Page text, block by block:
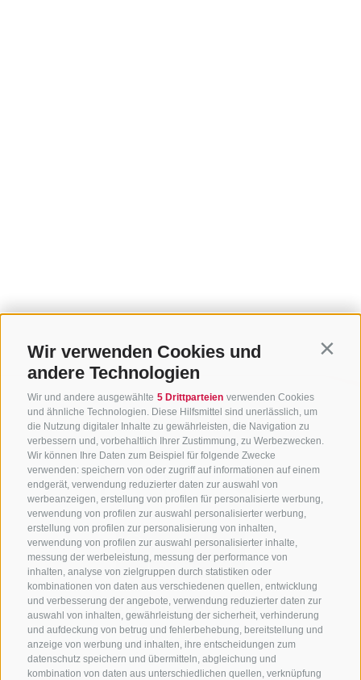
Wir verwenden Cookies und
andere Technologien
Wir und andere ausgewählte 5 Drittparteien verwenden Cookies
und ähnliche Technologien. Diese Hilfsmittel sind unerlässlich, um
die Nutzung digitaler Inhalte zu gewährleisten, die Navigation zu
verbessern und, vorbehaltlich Ihrer Zustimmung, zu Werbezwecken.
Wir können Ihre Daten zum Beispiel für folgende Zwecke
verwenden: speichern von oder zugriff auf informationen auf einem
endgerät, verwendung reduzierter daten zur auswahl von
werbeanzeigen, erstellung von profilen für personalisierte werbung,
verwendung von profilen zur auswahl personalisierter werbung,
erstellung von profilen zur personalisierung von inhalten,
verwendung von profilen zur auswahl personalisierter inhalte,
messung der werbeleistung, messung der performance von
inhalten, analyse von zielgruppen durch statistiken oder
kombinationen von daten aus verschiedenen quellen, entwicklung
und verbesserung der angebote, verwendung reduzierter daten zur
auswahl von inhalten, gewährleistung der sicherheit, verhinderung
und aufdeckung von betrug und fehlerbehebung, bereitstellung und
anzeige von werbung und inhalten, ihre entscheidungen zum
datenschutz speichern und übermitteln, abgleichung und
kombination von daten aus unterschiedlichen quellen, verknüpfung
KONTAKTIERE UNS
+39 0472 765 325
info@sterzing.com